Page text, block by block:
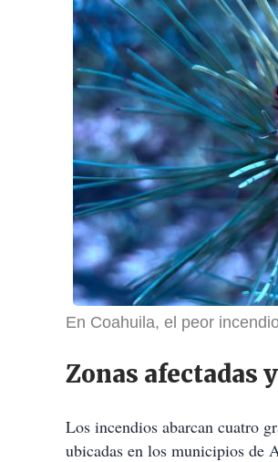
En Coahuila, el peor
Zonas afectadas
Los incendios abarcan cuatro
ubicadas en los municipios de